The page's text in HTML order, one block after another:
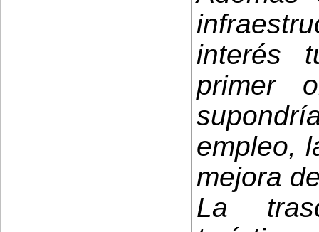
interés
primer
empleo,
mejora
La